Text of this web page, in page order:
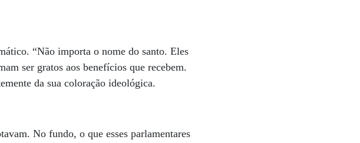
“Não importa o nome do santo. Eles
ser gratos aos benefícios que recebem.
da sua coloração ideológica.
No fundo, o que esses parlamentares